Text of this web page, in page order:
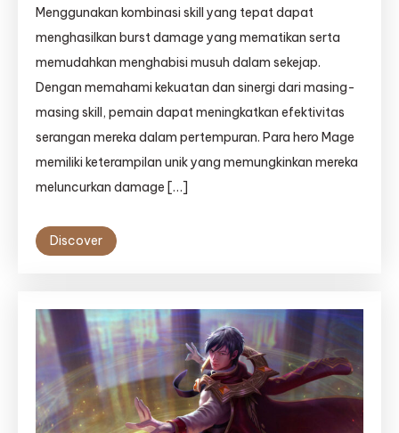
Menggunakan kombinasi skill yang tepat dapat
menghasilkan burst damage yang mematikan serta
memudahkan menghabisi musuh dalam sekejap.
Dengan memahami kekuatan dan sinergi dari masing-
masing skill, pemain dapat meningkatkan efektivitas
serangan mereka dalam pertempuran. Para hero Mage
memiliki keterampilan unik yang memungkinkan mereka
meluncurkan damage […]
Discover